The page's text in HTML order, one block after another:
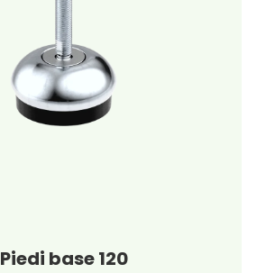
Piedi base 120